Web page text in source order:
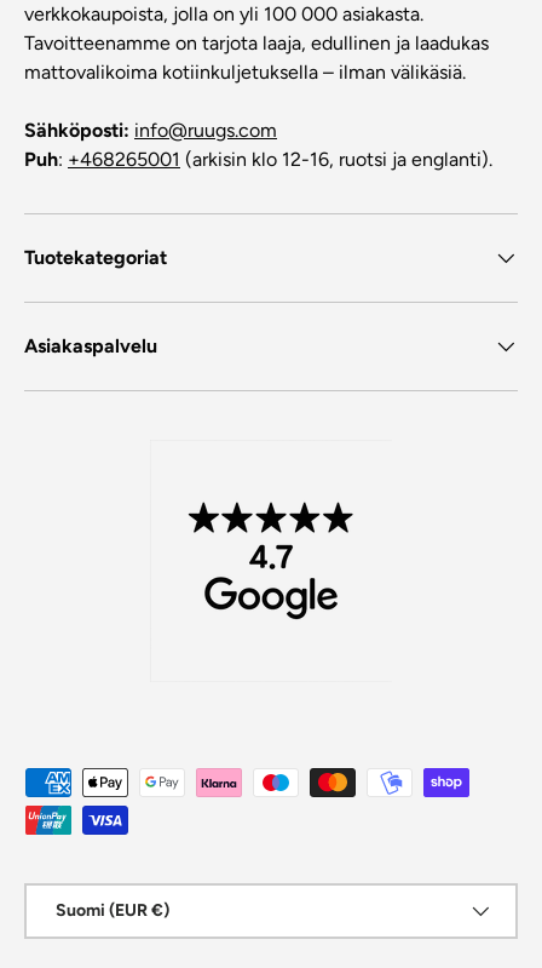
verkkokaupoista, jolla on yli 100 000 asiakasta.
Tavoitteenamme on tarjota laaja, edullinen ja laadukas
mattovalikoima kotiinkuljetuksella – ilman välikäsiä.
Sähköposti: info@ruugs.com
Puh: +468265001 (arkisin klo 12-16, ruotsi ja englanti).
Tuotekategoriat
Asiakaspalvelu
Maksutavat
Suomi (EUR €)